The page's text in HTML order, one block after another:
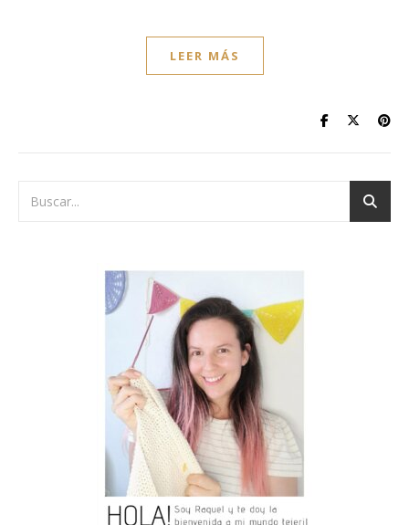
LEER MÁS